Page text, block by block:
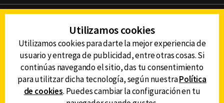
AVISO DE PRIVACIDAD
AVISO LEGAL
DEFENSORÍA DE LAS AUDIENCIAS
DESCARGA LA APP DE CANAL 6
Utilizamos cookies
Utilizamos cookies para darte la mejor experiencia de
usuario y entrega de publicidad, entre otras cosas. Si
continúas navegando el sitio, das tu consentimiento
para utilitzar dicha tecnología, según nuestraPolítica
de cookies. Puedes cambiar la configuración en tu